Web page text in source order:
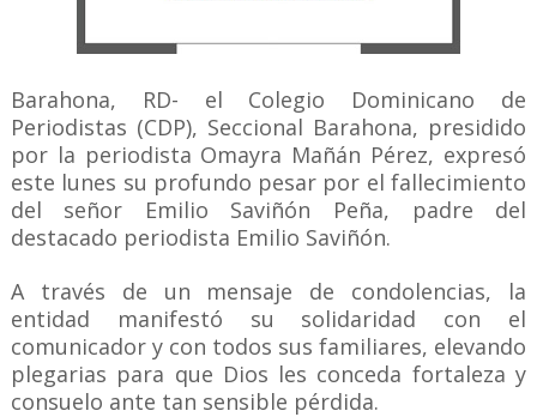
Barahona, RD- el Colegio Dominicano de
Periodistas (CDP), Seccional Barahona, presidido
por la periodista Omayra Mañán Pérez, expresó
este lunes su profundo pesar por el fallecimiento
del señor Emilio Saviñón Peña, padre del
destacado periodista Emilio Saviñón.
A través de un mensaje de condolencias, la
entidad manifestó su solidaridad con el
comunicador y con todos sus familiares, elevando
plegarias para que Dios les conceda fortaleza y
consuelo ante tan sensible pérdida.